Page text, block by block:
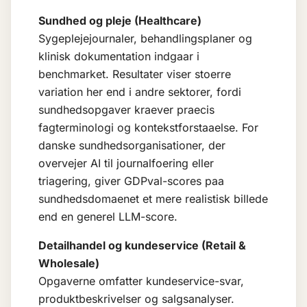
Sundhed og pleje (Healthcare)
Sygeplejejournaler, behandlingsplaner og
klinisk dokumentation indgaar i
benchmarket. Resultater viser stoerre
variation her end i andre sektorer, fordi
sundhedsopgaver kraever praecis
fagterminologi og kontekstforstaaelse. For
danske sundhedsorganisationer, der
overvejer AI til journalfoering eller
triagering, giver GDPval-scores paa
sundhedsdomaenet et mere realistisk billede
end en generel LLM-score.
Detailhandel og kundeservice (Retail &
Wholesale)
Opgaverne omfatter kundeservice-svar,
produktbeskrivelser og salgsanalyser.